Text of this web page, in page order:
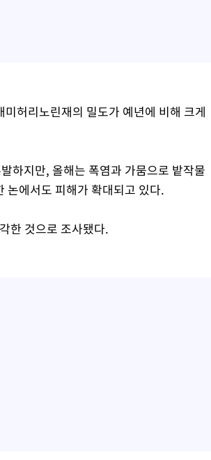
허리노린재의 밀도가 예년에 비해 크게
하지만, 올해는 폭염과 가뭄으로 밭작물
논에서도 피해가 확대되고 있다.
한 것으로 조사됐다.